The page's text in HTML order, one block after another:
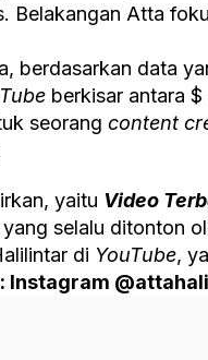
Belakangan Atta
berdasarkan data
berkisar antara
seorang content
yaitu Video
selalu ditonton
di YouTube,
Instagram